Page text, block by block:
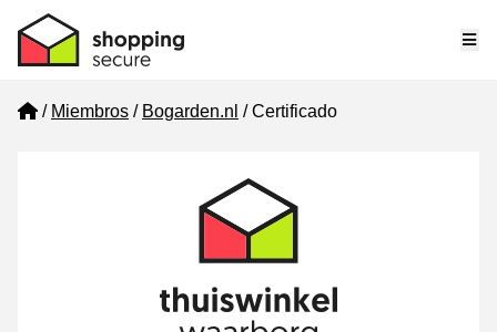
Home
Miembros Bogarden.nl Certificado